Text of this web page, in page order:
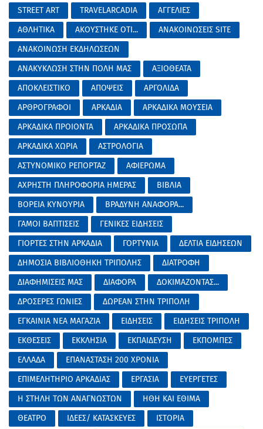
STREET ART
TRAVELARCADIA
ΑΓΓΕΛΙΕΣ
ΑΘΛΗΤΙΚΑ
ΑΚΟΥΣΤΗΚΕ ΟΤΙ...
ΑΝΑΚΟΙΝΩΣΕΙΣ SITE
ΑΝΑΚΟΙΝΩΣΗ ΕΚΔΗΛΩΣΕΩΝ
ΑΝΑΚΥΚΛΩΣΗ ΣΤΗΝ ΠΟΛΗ ΜΑΣ
ΑΞΙΟΘΕΑΤΑ
ΑΠΟΚΛΕΙΣΤΙΚΟ
ΑΠΟΨΕΙΣ
ΑΡΓΟΛΙΔΑ
ΑΡΘΡΟΓΡΑΦΟΙ
ΑΡΚΑΔΙΑ
ΑΡΚΑΔΙΚΑ ΜΟΥΣΕΙΑ
ΑΡΚΑΔΙΚΑ ΠΡΟΙΟΝΤΑ
ΑΡΚΑΔΙΚΑ ΠΡΟΣΩΠΑ
ΑΡΚΑΔΙΚΑ ΧΩΡΙΑ
ΑΣΤΡΟΛΟΓΙΑ
ΑΣΤΥΝΟΜΙΚΟ ΡΕΠΟΡΤΑΖ
ΑΦΙΕΡΩΜΑ
ΑΧΡΗΣΤΗ ΠΛΗΡΟΦΟΡΙΑ ΗΜΕΡΑΣ
ΒΙΒΛΙΑ
ΒΟΡΕΙΑ ΚΥΝΟΥΡΙΑ
ΒΡΑΔΥΝΗ ΑΝΑΦΟΡΑ...
ΓΑΜΟΙ ΒΑΠΤΙΣΕΙΣ
ΓΕΝΙΚΕΣ ΕΙΔΗΣΕΙΣ
ΓΙΟΡΤΕΣ ΣΤΗΝ ΑΡΚΑΔΙΑ
ΓΟΡΤΥΝΙΑ
ΔΕΛΤΙΑ ΕΙΔΗΣΕΩΝ
ΔΗΜΟΣΙΑ ΒΙΒΛΙΟΘΗΚΗ ΤΡΙΠΟΛΗΣ
ΔΙΑΤΡΟΦΗ
ΔΙΑΦΗΜΙΣΕΙΣ ΜΑΣ
ΔΙΑΦΟΡΑ
ΔΟΚΙΜΑΖΟΝΤΑΣ...
ΔΡΟΣΕΡΕΣ ΓΩΝΙΕΣ
ΔΩΡΕΑΝ ΣΤΗΝ ΤΡΙΠΟΛΗ
ΕΓΚΑΙΝΙΑ ΝΕΑ ΜΑΓΑΖΙΑ
ΕΙΔΗΣΕΙΣ
ΕΙΔΗΣΕΙΣ ΤΡΙΠΟΛΗ
ΕΚΘΕΣΕΙΣ
ΕΚΚΛΗΣΙΑ ΕΚΠΑΙΔΕΥΣΗ
ΕΚΠΟΜΠΕΣ
ΕΛΛΑΔΑ
ΕΠΑΝΑΣΤΑΣΗ 200 ΧΡΟΝΙΑ
ΕΠΙΜΕΛΗΤΗΡΙΟ ΑΡΚΑΔΙΑΣ
ΕΡΓΑΣΙΑ
ΕΥΕΡΓΕΤΕΣ
Η ΣΤΗΛΗ ΤΩΝ ΑΝΑΓΝΩΣΤΩΝ
ΗΘΗ ΚΑΙ ΕΘΙΜΑ
ΘΕΑΤΡΟ
ΙΔΕΕΣ/ ΚΑΤΑΣΚΕΥΕΣ
ΙΣΤΟΡΙΑ